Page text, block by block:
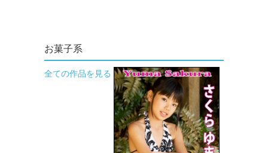
お菓子系
全ての作品を見る